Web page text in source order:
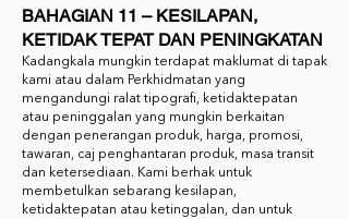
BAHAGIAN 11 – KESILAPAN,
KETIDAK TEPAT DAN PENINGKATAN
Kadangkala mungkin terdapat maklumat di tapak
kami atau dalam Perkhidmatan yang
mengandungi ralat tipografi, ketidaktepatan
atau peninggalan yang mungkin berkaitan
dengan penerangan produk, harga, promosi,
tawaran, caj penghantaran produk, masa transit
dan ketersediaan. Kami berhak untuk
membetulkan sebarang kesilapan,
ketidaktepatan atau ketinggalan, dan untuk